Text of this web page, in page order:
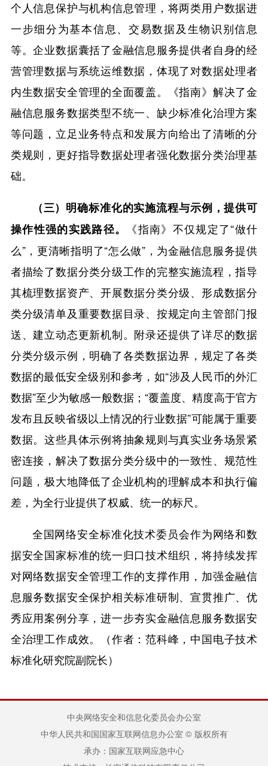
个人信息保护与机构信息管理，将两类用户数据进
一步细分为基本信息、交易数据及生物识别信息
等。企业数据囊括了金融信息服务提供者自身的经
营管理数据与系统运维数据，体现了对数据处理者
内生数据安全管理的全面覆盖。《指南》解决了金
融信息服务数据类型不统一、缺少标准化治理方案
等问题，立足业务特点和发展方向给出了清晰的分
类规则，更好指导数据处理者强化数据分类治理基
础。
（三）明确标准化的实施流程与示例，提供可
操作性强的实践路径。
《指南》不仅规定了“做什
么”，更清晰指明了“怎么做”，为金融信息服务提供
者描绘了数据分类分级工作的完整实施流程，指导
其梳理数据资产、开展数据分类分级、形成数据分
类分级清单及重要数据目录、按规定向主管部门报
送、建立动态更新机制。附录还提供了详尽的数据
分类分级示例，明确了各类数据边界，规定了各类
数据的最低安全级别和参考，如“涉及人民币的外汇
数据”至少为敏感一般数据；“覆盖度、精度高于官方
发布且反映省级以上情况的行业数据”可能属于重要
数据。这些具体示例将抽象规则与真实业务场景紧
密连接，解决了数据分类分级中的一致性、规范性
问题，极大地降低了企业机构的理解成本和执行偏
差，为全行业提供了权威、统一的标尺。
全国网络安全标准化技术委员会作为网络和数
据安全国家标准的统一归口技术组织，将持续发挥
对网络数据安全管理工作的支撑作用，加强金融信
息服务数据安全保护相关标准研制、宣贯推广、优
秀应用案例分享，进一步夯实金融信息服务数据安
全治理工作成效。
（作者：范科峰，中国电子技术
标准化研究院副院长）
中央网络安全和信息化委员会办公室
中华人民共和国国家互联网信息办公室 © 版权所有
承办：国家互联网应急中心